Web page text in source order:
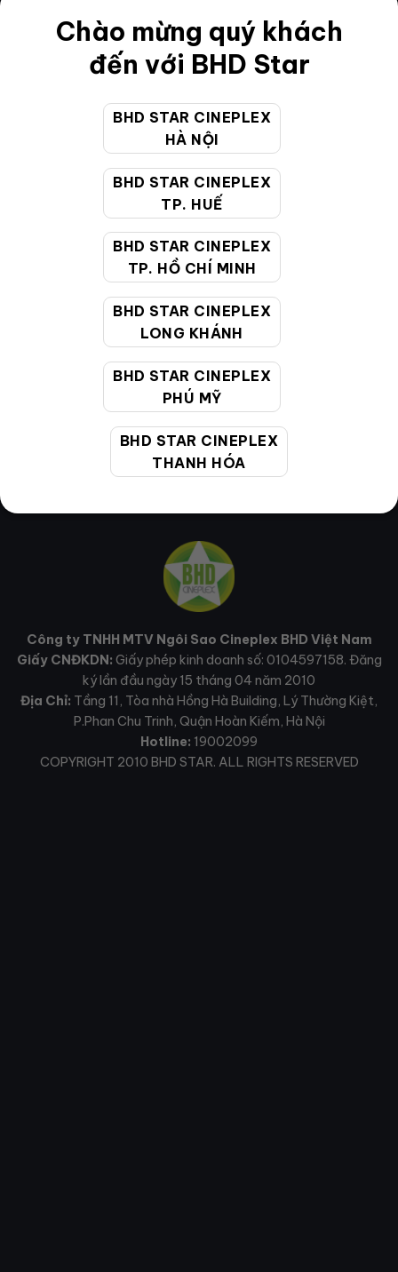
Chào mừng quý khách
đến với BHD Star
BHD STAR CINEPLEX
HÀ NỘI
BHD STAR CINEPLEX
TP. HUẾ
BHD STAR CINEPLEX
TP. HỒ CHÍ MINH
BHD STAR CINEPLEX
LONG KHÁNH
BHD STAR CINEPLEX
PHÚ MỸ
BHD STAR CINEPLEX
THANH HÓA
Điều khoản
Hướng dẫn đặt vé trực tuyến
Chính sách bảo vệ thông tin cá nhân của người tiêu
CHĂM SÓC KHÁCH HÀNG
19002099
gồm cả Lễ, Tết)
cskh@bhdstar.vn
MẠNG XÃ HỘI
Công ty TNHH MTV Ngôi Sao Cineplex BHD Việt Nam
Giấy CNĐKDN: Giấy phép kinh doanh số: 0104597158. Đăng
ký lần đầu ngày 15 tháng 04 năm 2010
Địa Chỉ: Tầng 11, Tòa nhà Hồng Hà Building, Lý Thường Kiệt,
P.Phan Chu Trinh, Quận Hoàn Kiếm, Hà Nội
Hotline: 19002099
COPYRIGHT 2010 BHD STAR. ALL RIGHTS RESERVED